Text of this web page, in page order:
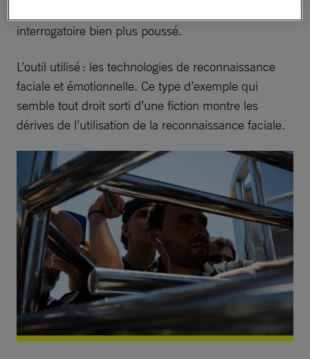
interrogatoire bien plus poussé.
L’outil utilisé : les technologies de reconnaissance
faciale et émotionnelle. Ce type d’exemple qui
semble tout droit sorti d’une fiction montre les
dérives de l’utilisation de la reconnaissance faciale.